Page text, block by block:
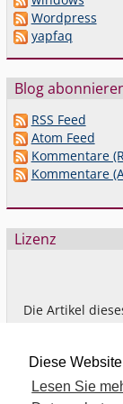
Diese
Lesen Sie
Wordpress
yapfaq
Blog
RSS Feed
Atom Feed
Kommentare
Kommentare
Lizenz
Die Artikel
Das giltnichtfür
Fremdinhalte
Beiträge.